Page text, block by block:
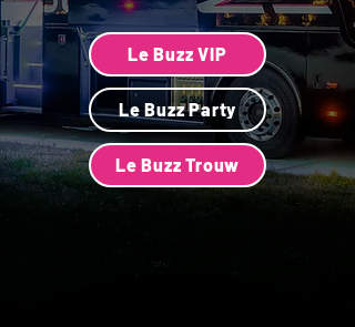
Le Buzz VIP
Le Buzz Party
Le Buzz Trouw